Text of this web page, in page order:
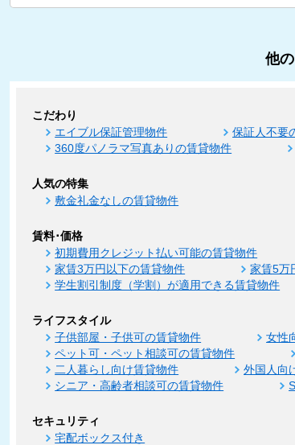
他
こだわり
エイブル保証管理物件 保証人不要
360度パノラマ写真ありの賃貸物件
人気の特集
敷金礼金なしの賃貸物件
賃料･価格
初期費用クレジット払い可能の賃貸物件
家賃3万円以下の賃貸物件
家賃5万
学生割引制度（学割）が適用できる賃貸物件
ライフスタイル
子供部屋・子供可の賃貸物件 女性
ペット可・ペット相談可の賃貸物件
二人暮らし向け賃貸物件
外国人向
シニア・高齢者相談可の賃貸物件
セキュリティ
宅配ボックス付き